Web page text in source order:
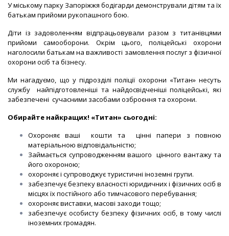
У міському парку Запоріжжя бодігарди демонстрували дітям та їх
батькам прийоми рукопашного бою.
Діти із задоволенням відпрацьовували разом з титанівцями
прийоми самооборони. Окрім цього, поліцейські охорони
наголосили батькам на важливості замовлення послуг з фізичної
охорони осіб та бізнесу.
Ми нагадуємо, що у підрозділі поліції охорони «Титан» несуть
службу найпідготовленіші та найдосвідченіші поліцейські, які
забезпечені сучасними засобами озброєння та охорони.
Обирайте найкращих! «Титан» сьогодні:
Охороняє ваші кошти та цінні папери з повною
матеріальною відповідальністю;
Займається супроводженням вашого цінного вантажу та
його охороною;
охороняє і супроводжує туристичні іноземні групи.
забезпечує безпеку власності юридичних і фізичних осіб в
місцях їх постійного або тимчасового перебування;
охороняє виставки, масові заходи тощо;
забезпечує особисту безпеку фізичних осіб, в тому числі
іноземних громадян.